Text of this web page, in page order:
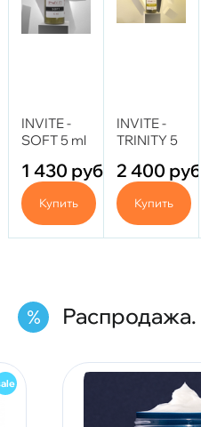
INVITE -
SOFT 5 ml
1 430 руб.
Купить
INVITE -
TRINITY 5
2 400 руб.
Купить
Распродажа.